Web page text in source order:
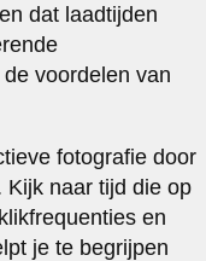
dat laadtijden
voordelen van
fotografie door
Kijk naar tijd die op
en
je te begrijpen